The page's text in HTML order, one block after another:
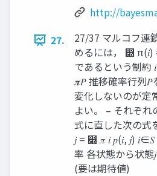
http://
27.
27/37 マルコフ連
めるには， ෍ π(𝑖)
であるという制約
𝝅𝑃 推移確率行列𝑃
変化しないのが定
よい。 – それぞれ
式に直した次の
𝑗 = ෍ 𝜋 𝑖 𝑝(𝑖, 𝑗)
率 各状態から状態
(要は期待値)